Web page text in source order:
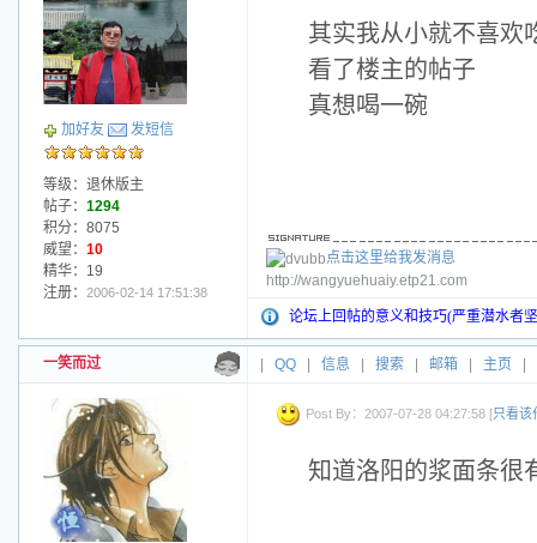
加好友 发短信
等级：退休版主
帖子： 1294
积分：8075
威望： 10
精华：19
注册： 2006-02-14 17:51:38
其实我从小就不喜欢
看了楼主的帖子
真想喝一碗
点击这里给我发消息
http://wangyuehuaiy.etp21.com
论坛上回帖的意义和技巧(严重潜水者
一笑而过 QQ 信息 搜索 邮箱 主页
Post By：2007-07-28 04:27:58 [只看该
知道洛阳的浆面条很